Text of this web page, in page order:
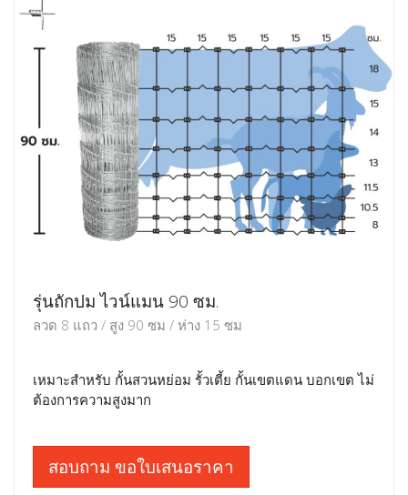
รุ่นถักปม ไวน์แมน 90 ซม.
ลวด 8 แถว / สูง 90 ซม / ห่าง 15 ซม
เหมาะสำหรับ กั้นสวนหย่อม รั้วเตี้ย กั้นเขตแดน บอกเขต ไม่
ต้องการความสูงมาก
สอบถาม ขอใบเสนอราคา